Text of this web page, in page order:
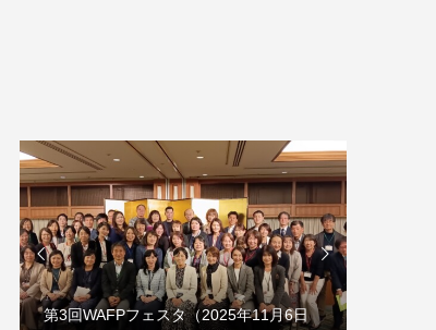

第3回WAFPフェスタ（2025年11月6日
